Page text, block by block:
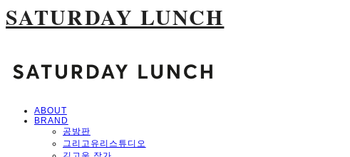
SATURDAY LUNCH
ABOUT
BRAND
공방판
그리고유리스튜디오